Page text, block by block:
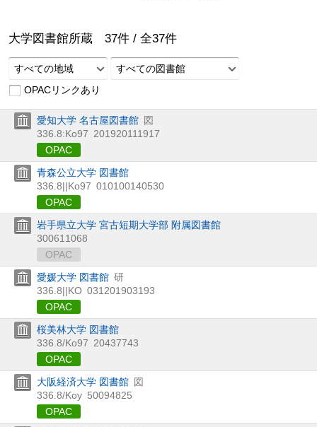
大学図書館所蔵 37件 / 全37件
すべての地域
すべての図書館
OPACリンクあり
愛知大学 名古屋図書館 図
336.8:Ko97 201920111917
OPAC
青森公立大学 図書館
336.8||Ko97 010100140530
OPAC
岩手県立大学 宮古短期大学部 附属図書館
300611068
OPAC
愛媛大学 図書館 研
336.8||KO 031201903193
OPAC
桜美林大学 図書館
336.8/Ko97 20437743
OPAC
大阪経済大学 図書館 図
336.8/Koy 50094825
OPAC